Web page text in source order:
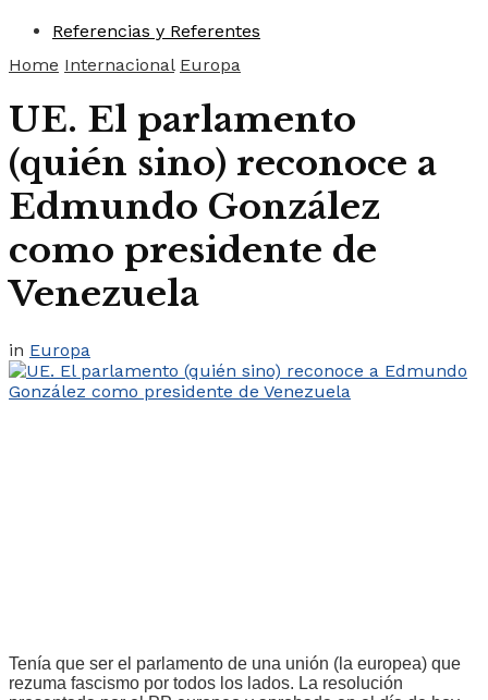
Referencias y Referentes
Home Internacional Europa
UE. El parlamento
(quién sino) reconoce a
Edmundo González
como presidente de
Venezuela
in Europa
Tenía que ser el parlamento de una unión (la europea) que
rezuma fascismo por todos los lados. La resolución